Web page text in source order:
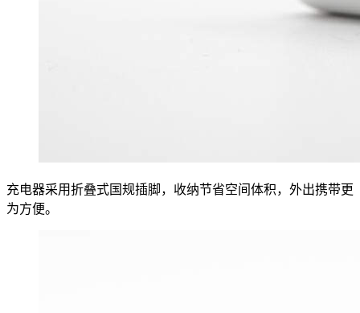
充电器采用折叠式国规插脚，收纳节省空间体积，外出携带更
为方便。